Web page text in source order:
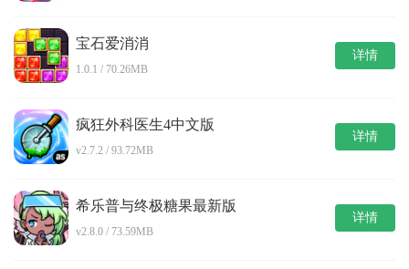
宝石爱消消
1.0.1 / 70.26MB
详情
疯狂外科医生4中文版
v2.7.2 / 93.72MB
详情
希乐普与终极糖果最新版
v2.8.0 / 73.59MB
详情